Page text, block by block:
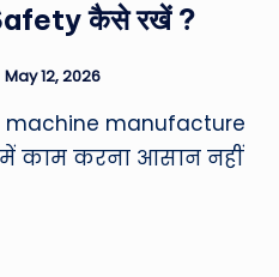
कैसे रखें ?
May 12, 2026
machine manufacture
काम करना आसान नहीं